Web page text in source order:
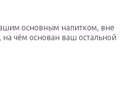
основным напитком, вне
на чём основан ваш остальной